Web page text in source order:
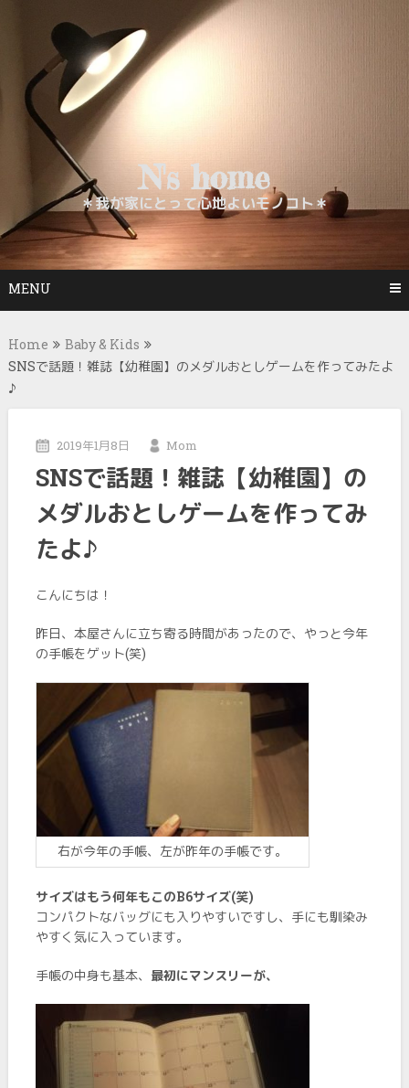
N's home
＊我が家にとって心地よいモノコト＊
MENU
Home
Baby & Kids
SNSで話題！雑誌【幼稚園】のメダルおとしゲームを作ってみたよ
♪
2019年1月8日 Mom
SNSで話題！雑誌【幼稚園】の
メダルおとしゲームを作ってみ
たよ♪
こんにちは！
昨日、本屋さんに立ち寄る時間があったので、やっと今年
の手帳をゲット(笑)
右が今年の手帳、左が昨年の手帳です。
サイズはもう何年もこのB6サイズ(笑)
コンパクトなバッグにも入りやすいですし、手にも馴染み
やすく気に入っています。
手帳の中身も基本、 最初にマンスリーが、